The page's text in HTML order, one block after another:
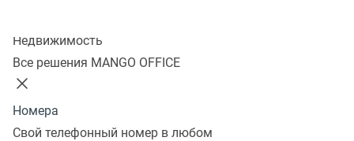
Недвижимость
Все решения MANGO OFFICE
Номера
Свой телефонный номер в любом
и правилах проведения акции расположена на сайте
https://www.mango-office.ru/promo-page/podderzka-
malogo-biznesa/